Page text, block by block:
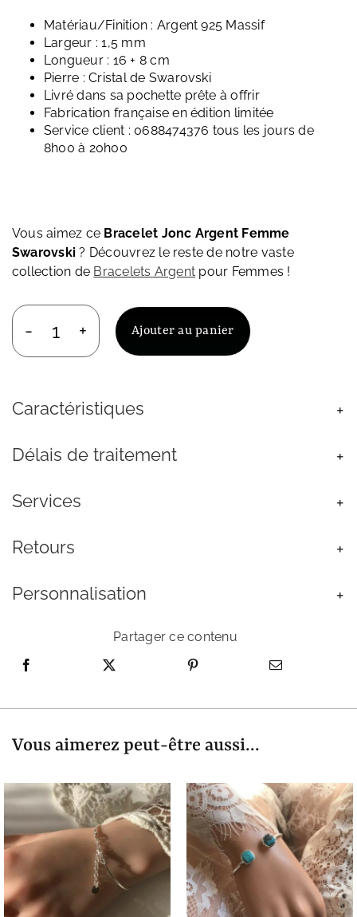
Matériau/Finition : Argent 925 Massif
Largeur : 1,5 mm
Longueur : 16 + 8 cm
Pierre : Cristal de Swarovski
Livré dans sa pochette prête à offrir
Fabrication française en édition limitée
Service client : 0688474376 tous les jours de
8h00 à 20h00
Vous aimez ce Bracelet Jonc Argent Femme
Swarovski? Découvrez le reste de notre vaste
collection de Bracelets Argent pour Femmes !
quantité
de
Argent
Cristal
Ajouter au panier
Caractéristiques
Délais de traitement
Services
Retours
Personnalisation
Partager ce contenu
Vous aimerez peut-être aussi...